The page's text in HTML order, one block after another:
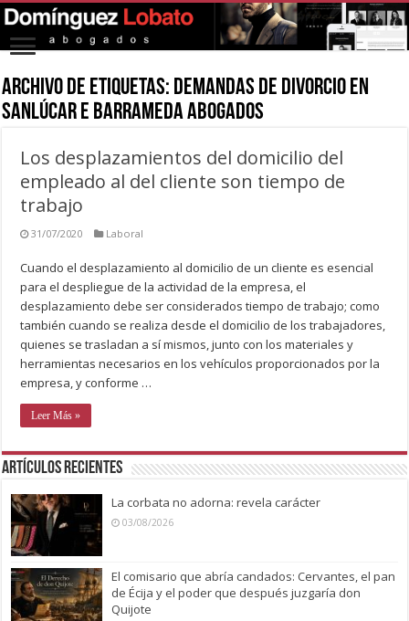
Archivo de Etiquetas: demandas de divorcio en
Sanlúcar e Barrameda abogados
Los desplazamientos del domicilio del
empleado al del cliente son tiempo de
trabajo
31/07/2020 Laboral
Cuando el desplazamiento al domicilio de un cliente es esencial
para el despliegue de la actividad de la empresa, el
desplazamiento debe ser considerados tiempo de trabajo; como
también cuando se realiza desde el domicilio de los trabajadores,
quienes se trasladan a sí mismos, junto con los materiales y
herramientas necesarios en los vehículos proporcionados por la
empresa, y conforme …
Leer Más »
Artículos recientes
La corbata no adorna: revela carácter
03/08/2026
El comisario que abría candados: Cervantes, el pan
de Écija y el poder que después juzgaría don
Quijote